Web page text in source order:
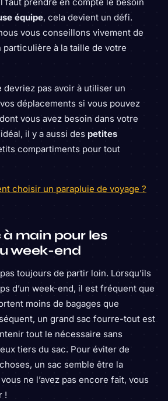
faut prendre en compte le besoin
équipe, cela devient un défi.
vous conseillons vivement de
à la taille de votre
devriez pas avoir à utiliser un
déplacements si vous pouvez
vous avez besoin dans votre
il y a aussi des petites
compartiments pour tout
choisir un parapluie de voyage ?
main pour les
week-end
toujours de partir loin. Lorsqu’ils
d’un week-end, il est fréquent que
moins de bagages que
un grand sac fourre-tout est
tout le nécessaire sans
tiers du sac. Pour éviter de
un sac semble être la
ne l’avez pas encore fait, vous
!